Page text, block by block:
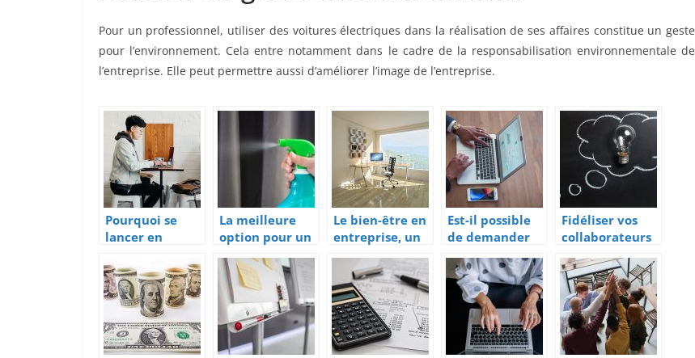
Pour un professionnel, utiliser des voitures électriques dans la réalisation de ses affaires constitue un geste
pour l’environnement. Cela entre notamment dans le cadre de la responsabilisation environnementale de
l’entreprise. Elle peut permettre aussi d’améliorer l’image de l’entreprise.
Pourquoi se
lancer en
La meilleure
option pour un
nettoyage de
bureau
impeccable
Le bien-être en
entreprise, un
essentiel
Est-il possible
de demander
un prêt
bancaire pour
création
d’entreprise
sans apport ?
Fidéliser vos
collaborateurs
autant que vos
clients: quelle
importance?